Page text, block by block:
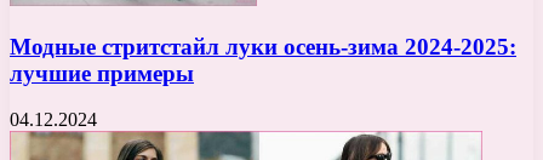
Модные стритстайл луки осень-зима 2024-2025:
лучшие примеры
04.12.2024